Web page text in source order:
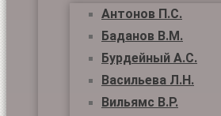
Антонов П.С.
Баданов В.М.
Бурдейный А.С.
Васильева Л.Н.
Вильямс В.Р.